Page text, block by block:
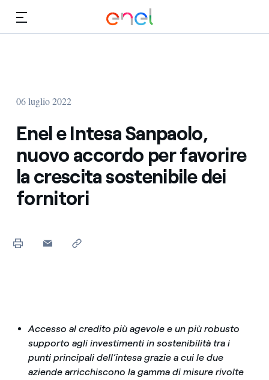
06 luglio 2022
Enel e Intesa Sanpaolo,
nuovo accordo per favorire
la crescita sostenibile dei
fornitori
Accesso al credito più agevole e un più robusto
supporto agli investimenti in sostenibilità tra i
punti principali dell’intesa grazie a cui le due
aziende arricchiscono la gamma di misure rivolte